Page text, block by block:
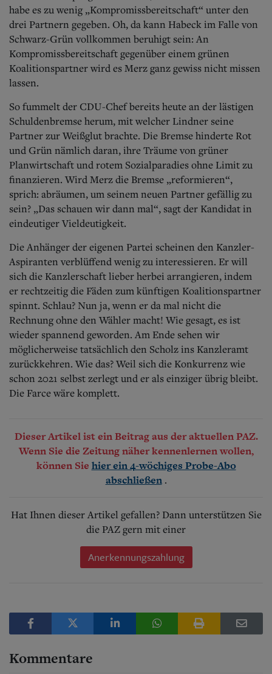
habe es zu wenig „Kompromissbereitschaft“ unter den
drei Partnern gegeben. Oh, da kann Habeck im Falle von
Schwarz-Grün vollkommen beruhigt sein: An
Kompromissbereitschaft gegenüber einem grünen
Koalitionspartner wird es Merz ganz gewiss nicht missen
lassen.
So fummelt der CDU-Chef bereits heute an der lästigen
Schuldenbremse herum, mit welcher Lindner seine
Partner zur Weißglut brachte. Die Bremse hinderte Rot
und Grün nämlich daran, ihre Träume von grüner
Planwirtschaft und rotem Sozialparadies ohne Limit zu
finanzieren. Wird Merz die Bremse „reformieren“,
sprich: abräumen, um seinem neuen Partner gefällig zu
sein? „Das schauen wir dann mal“, sagt der Kandidat in
eindeutiger Vieldeutigkeit.
Die Anhänger der eigenen Partei scheinen den Kanzler-
Aspiranten verblüffend wenig zu interessieren. Er will
sich die Kanzlerschaft lieber herbei arrangieren, indem
er rechtzeitig die Fäden zum künftigen Koalitionspartner
spinnt. Schlau? Nun ja, wenn er da mal nicht die
Rechnung ohne den Wähler macht! Wie gesagt, es ist
wieder spannend geworden. Am Ende sehen wir
möglicherweise tatsächlich den Scholz ins Kanzleramt
zurückkehren. Wie das? Weil sich die Konkurrenz wie
schon 2021 selbst zerlegt und er als einziger übrig bleibt.
Die Farce wäre komplett.
Dieser Artikel ist ein Beitrag aus der aktuellen PAZ.
Wenn Sie die Zeitung näher kennenlernen wollen,
können Sie hier ein 4-wöchiges Probe-Abo
abschließen .
Hat Ihnen dieser Artikel gefallen? Dann unterstützen Sie
die PAZ gern mit einer
Anerkennungszahlung
Kommentare